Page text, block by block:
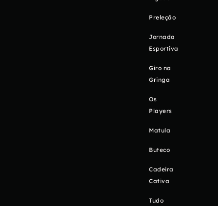
Preleção
Jornada
Esportiva
Giro na
Gringa
Os
Players
Matula
Buteco
Cadeira
Cativa
Tudo